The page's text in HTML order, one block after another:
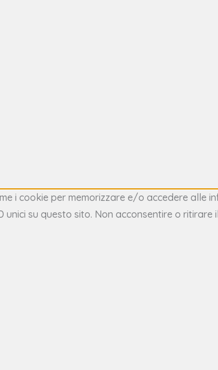
i cookie per memorizzare e/o accedere alle
su questo sito. Non acconsentire o